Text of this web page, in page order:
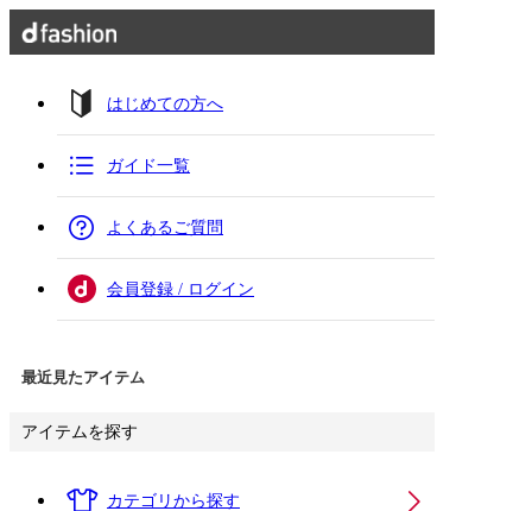
はじめての方へ
ガイド一覧
よくあるご質問
会員登録 / ログイン
最近見たアイテム
アイテムを探す
カテゴリから探す